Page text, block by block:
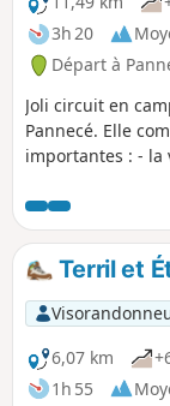
3h 20
Départ à
Joli circuit en
Pannecé. Elle
importantes : - la
ruisseau le
fin de parcours,
accessibles au
pas de faire un
très joli Moulin de
Terril et
6,07 km
1h 55